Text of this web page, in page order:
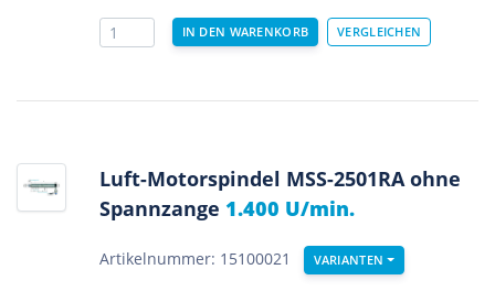
Luft-Motorspindel MSS-2501RA ohne
Spannzange 1.400 U/min.
Artikelnummer: 15100021 VARIANTEN